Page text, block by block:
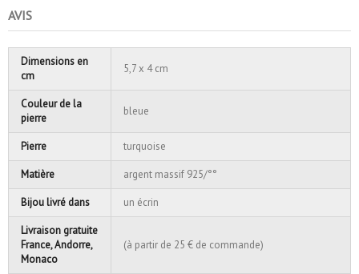
AVIS
Dimensions en
cm
5,7 x 4 cm
Couleur de la
pierre
bleue
Pierre turquoise
Matière argent massif 925/°°
Bijou livré dans un écrin
Livraison gratuite
France, Andorre,
Monaco
(à partir de 25 € de commande)